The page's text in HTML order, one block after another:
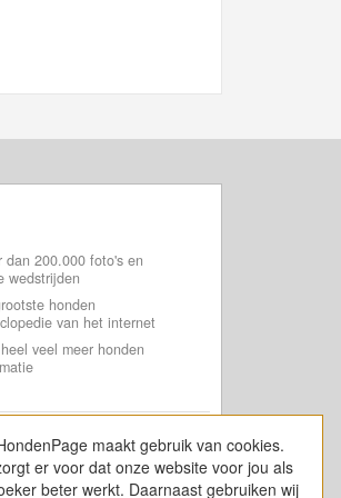
dan 200.000 foto's en
wedstrijden
honden
van het internet
veel meer honden
maakt gebruik van cookies.
er voor dat onze website voor jou als
beter werkt. Daarnaast gebruiken wij